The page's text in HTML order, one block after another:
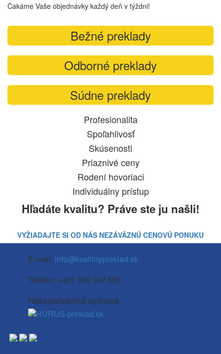
Čakáme Vaše objednávky každý deň v týždni!
Bežné preklady
Odborné preklady
Súdne preklady
Profesionalita
Spoľahlivosť
Skúsenosti
Priaznivé ceny
Rodení hovoriaci
Individuálny prístup
Hľadáte kvalitu? Práve ste ju našli!
VYŽIADAJTE SI OD NÁS NEZÁVÄZNÚ CENOVÚ PONUKU
E-mail: info@kvalitnypreklad.sk
Telefon: +421 902 247 550
Naša partnerská agentúra: